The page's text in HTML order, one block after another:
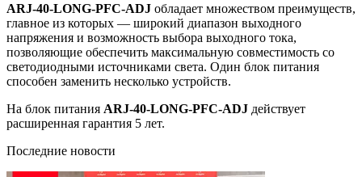
ARJ-40-LONG-PFC-ADJ обладает множеством преимуществ,
главное из которых — широкий диапазон выходного
напряжения и возможность выбора выходного тока,
позволяющие обеспечить максимальную совместимость со
светодиодными источниками света. Один блок питания
способен заменить несколько устройств.
На блок питания ARJ-40-LONG-PFC-ADJ действует
расширенная гарантия 5 лет.
Последние новости